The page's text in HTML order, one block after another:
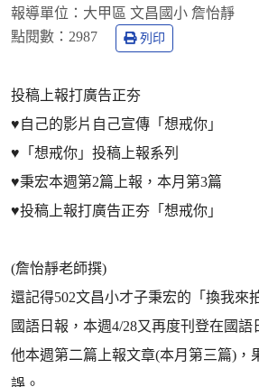
報導單位： 大甲區 文昌國小 詹怡靜
點閱數： 2987 列印
投稿上報打廣告正夯
♥️自己的影片自己宣傳「想戒你」
♥️「想戒你」投稿上報系列
♥️秉宏本週第2篇上報，本月第3篇
♥️投稿上報打廣告正夯「想戒你」
(詹怡靜老師撰)
還記得502文昌小才子秉宏的「換我來
國語日報，本週4/28又再度刊登在國
他本週第二篇上報文章(本月第三篇)，
誤。